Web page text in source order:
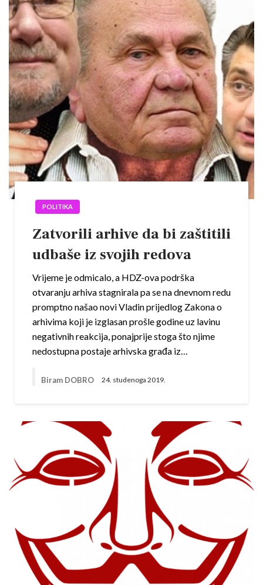
POLITIKA
Zatvorili arhive da bi zaštitili
udbaše iz svojih redova
Vrijeme je odmicalo, a HDZ-ova podrška
otvaranju arhiva stagnirala pa se na dnevnom redu
promptno našao novi Vladin prijedlog Zakona o
arhivima koji je izglasan prošle godine uz lavinu
negativnih reakcija, ponajprije stoga što njime
nedostupna postaje arhivska građa iz…
Biram DOBRO 24. studenoga 2019.